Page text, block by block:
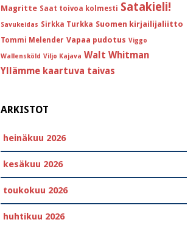
Magritte Saat toivoa kolmesti Satakieli!
Savukeidas Sirkka Turkka Suomen kirjailijaliitto
Tommi Melender Vapaa pudotus Viggo
Wallensköld Viljo Kajava Walt Whitman
Yllämme kaartuva taivas
ARKISTOT
heinäkuu 2026
kesäkuu 2026
toukokuu 2026
huhtikuu 2026